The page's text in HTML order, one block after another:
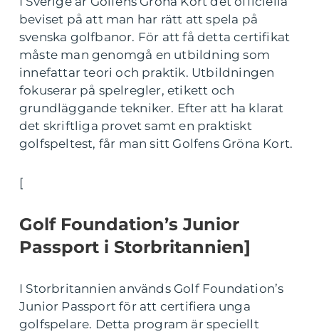
beviset på att man har rätt att spela på
svenska golfbanor. För att få detta certifikat
måste man genomgå en utbildning som
innefattar teori och praktik. Utbildningen
fokuserar på spelregler, etikett och
grundläggande tekniker. Efter att ha klarat
det skriftliga provet samt en praktiskt
golfspeltest, får man sitt Golfens Gröna Kort.
[
Golf Foundation’s Junior
Passport i Storbritannien]
I Storbritannien används Golf Foundation’s
Junior Passport för att certifiera unga
golfspelare. Detta program är speciellt